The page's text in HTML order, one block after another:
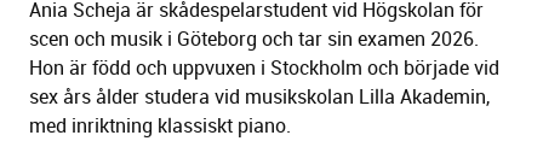
Ania Scheja är skådespelarstudent vid Högskolan för
scen och musik i Göteborg och tar sin examen 2026.
Hon är född och uppvuxen i Stockholm och började vid
sex års ålder studera vid musikskolan Lilla Akademin,
med inriktning klassiskt piano.